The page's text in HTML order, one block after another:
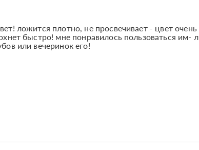
ложится плотно, не просвечивает - цвет очень
быстро! мне понравилось пользоваться им-
или вечеринок его!